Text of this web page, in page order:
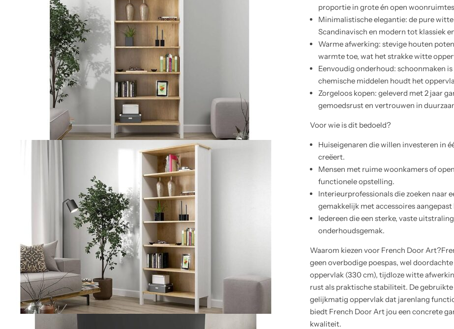
proportie in grote én open
Minimalistische elegantie: de pure
Scandinavisch en modern tot klassiek
Warme afwerking: stevige houten
warmte toe, wat het strakke witte
Eenvoudig onderhoud: schoonmaken
chemische middelen houdt het
Zorgeloos kopen: geleverd met 2 jaar
gemoedsrust en vertrouwen in
Voor wie is dit bedoeld?
Huiseigenaren die willen investeren in
creëert.
Mensen met ruime woonkamers of
functionele opstelling.
Interieurprofessionals die zoeken naar
gemakkelijk met accessoires aangepast
Iedereen die een sterke, vaste
onderhoudsgemak.
Waarom kiezen voor French Door
geen overbodige poespas, wel
oppervlak (330 cm), tijdloze witte
rust als praktische stabiliteit. De
gelijkmatig oppervlak dat jarenlang
biedt French Door Art jou een concrete
kwaliteit.